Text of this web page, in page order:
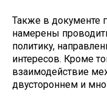
Также в документе
намерены
политику,
интересов. Кроме
взаимодействие
двустороннем и